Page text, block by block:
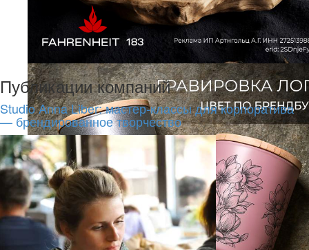
Публикации компаний
Studio Anna Liber: мастер-классы для корпоратива
— брендированное творчество